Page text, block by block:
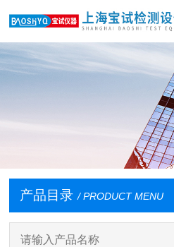
产品目录 / PRODUCT MENU